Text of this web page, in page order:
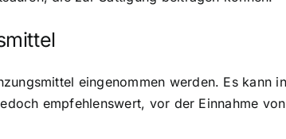
eingenommen werden. Es kann
empfehlenswert, vor der Einnahme